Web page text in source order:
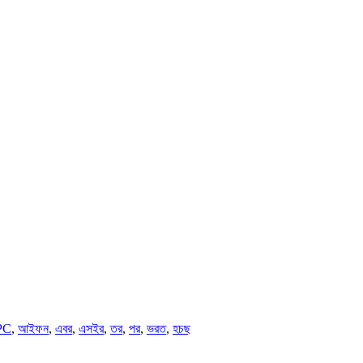
, আইফন, এবর, এসইর,তর, পর, ভরত, হচছ